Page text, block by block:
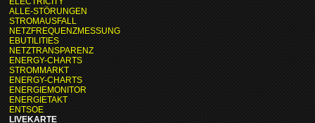
ALLE-STÖRUNGEN
STROMAUSFALL
NETZFREQUENZMESSUNG
EBUTILITIES
NETZTRANSPARENZ
ENERGY-CHARTS
STROMMARKT
ENERGY-CHARTS
ENERGIEMONITOR
ENERGIETAKT
ENTSOE
LIVEKARTE